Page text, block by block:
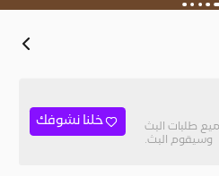
طلبات البث
وسيقوم البث.
خلنا نشوفك